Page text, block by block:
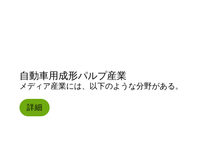
自動車用成形パルプ産業
メディア産業には、以下のような分野がある。
詳細